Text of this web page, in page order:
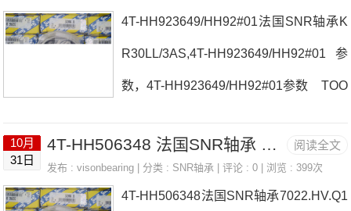
14T-LM8148104T-HM2040104T-HM204
010价格,4T-HM204010
4T-HH923649/HH92#01法国SNR轴承K
R30LL/3AS,4T-HH923649/HH92#01参
数，4T-HH923649/HH92#01参数 TOO
T-HH923649/HH92#01厂家NK17/16RR
阅读全文
10月
31日
4T-HH506348 法国SNR轴承 4T-740
发布 :visonbearing | 分类 : SNR轴承 | 评论 : 0 | 浏览 : 399次
4T-HH506348法国SNR轴承7022.HV.Q1